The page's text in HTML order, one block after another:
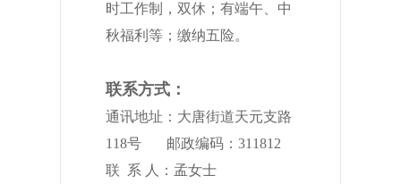
时工作制，双休；有端午、中
秋福利等；缴纳五险。
联系方式：
通讯地址：大唐街道天元支路
118号 邮政编码：311812
联 系 人：孟女士